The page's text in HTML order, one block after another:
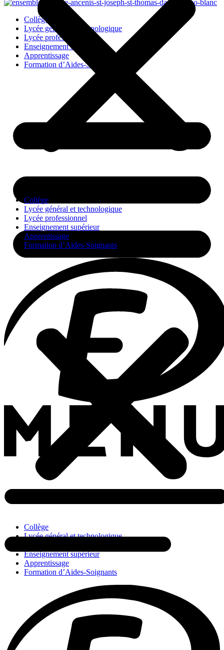
Collège
Lycée général et technologique
Lycée professionnel
Enseignement supérieur
Apprentissage
Formation d’Aides-Soignants
Collège
Lycée général et technologique
Lycée professionnel
Enseignement supérieur
Apprentissage
Formation d’Aides-Soignants
Collège
Lycée général et technologique
Enseignement supérieur
Apprentissage
Formation d’Aides-Soignants